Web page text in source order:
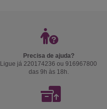
Precisa de ajuda?
Ligue já 220174236 ou 916967800
das 9h às 18h.